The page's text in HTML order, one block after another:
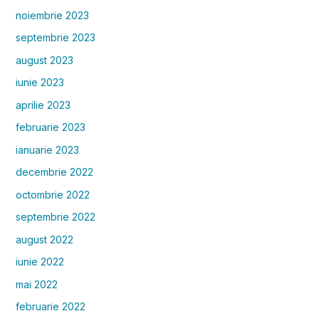
noiembrie 2023
septembrie 2023
august 2023
iunie 2023
aprilie 2023
februarie 2023
ianuarie 2023
decembrie 2022
octombrie 2022
septembrie 2022
august 2022
iunie 2022
mai 2022
februarie 2022